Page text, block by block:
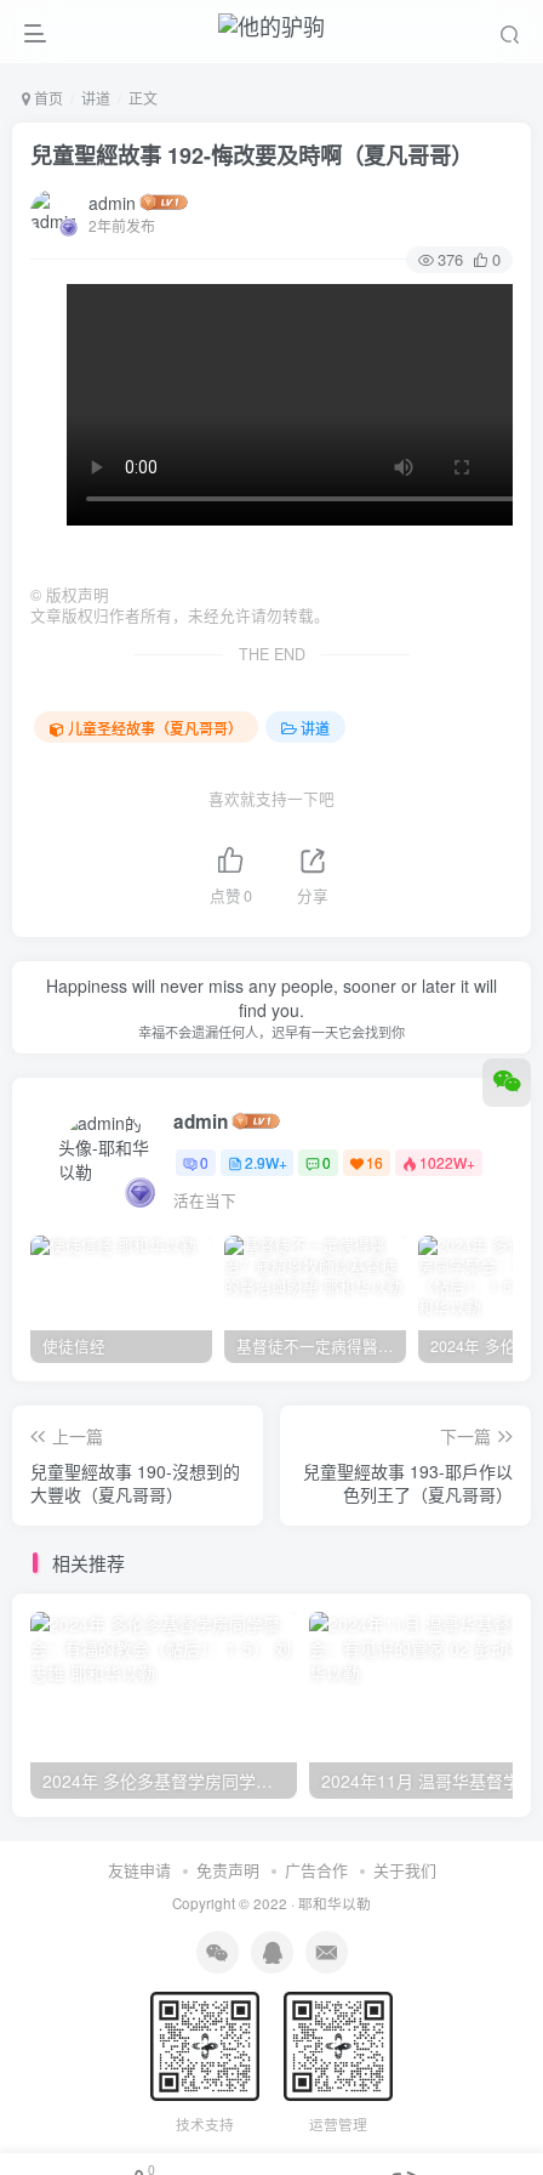
首页 讲道 正文
兒童聖經故事 192-悔改要及時啊（夏凡哥哥）
admin
2年前发布
376 0
© 版权声明
文章版权归作者所有，未经允许请勿转载。
THE END
儿童圣经故事（夏凡哥哥） 讲道
喜欢就支持一下吧
点赞0 分享
Happiness will never miss any people, sooner or later it will
find you.
幸福不会遗漏任何人，迟早有一天它会找到你
admin
0 2.9W+ 0 16 1022W+
活在当下
使徒信经 基督徒不一定病得醫治？寇紹恩牧師談基督徒的醫治與盼望
上一篇
兒童聖經故事 190-沒想到的
大豐收（夏凡哥哥）
下一篇
兒童聖經故事 193-耶戶作以
色列王了（夏凡哥哥）
相关推荐
2024年 多伦多基督学房同学聚会：有福的教会（帖后1：1-5） 刘志雄
友链申请 免责声明 广告合作 关于我们
Copyright © 2022 · 耶和华以勒
技术支持 运营管理
0